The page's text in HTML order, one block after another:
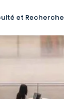
et Recherche